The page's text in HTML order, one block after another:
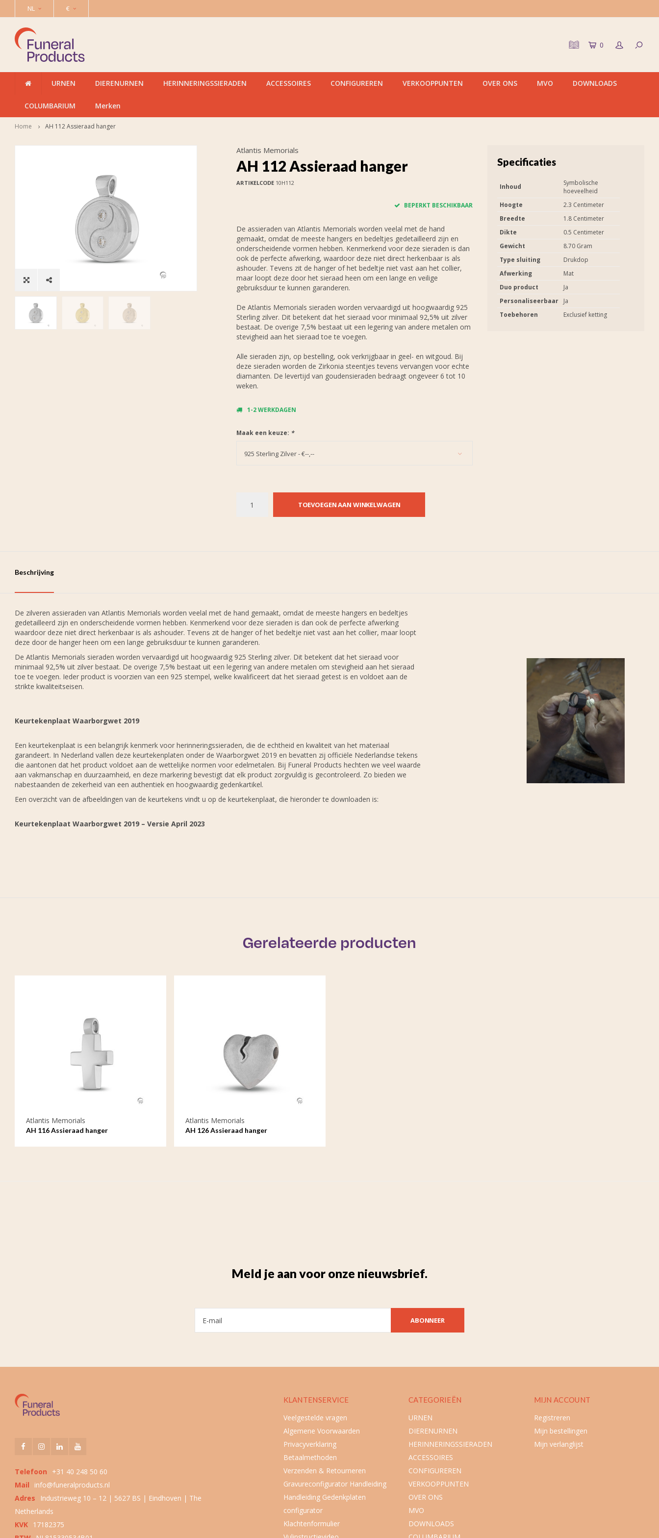
NL €
0
URNEN DIERENURNEN HERINNERINGSSIERADEN ACCESSOIRES CONFIGUREREN VERKOOPPUNTEN OVER ONS MVO DOWNLOADS
COLUMBARIUM Merken
Home AH 112 Assieraad hanger
Atlantis Memorials
AH 112 Assieraad hanger
ARTIKELCODE10H112
BEPERKT BESCHIKBAAR
De assieraden van Atlantis Memorials worden veelal met de hand
gemaakt, omdat de meeste hangers en bedeltjes gedetailleerd zijn en
onderscheidende vormen hebben. Kenmerkend voor deze sieraden is dan
ook de perfecte afwerking, waardoor deze niet direct herkenbaar is als
ashouder. Tevens zit de hanger of het bedeltje niet vast aan het collier,
maar loopt deze door het sieraad heen om een lange en veilige
gebruiksduur te kunnen garanderen.
De Atlantis Memorials sieraden worden vervaardigd uit hoogwaardig 925
Sterling zilver. Dit betekent dat het sieraad voor minimaal 92,5% uit zilver
bestaat. De overige 7,5% bestaat uit een legering van andere metalen om
stevigheid aan het sieraad toe te voegen.
Alle sieraden zijn, op bestelling, ook verkrijgbaar in geel- en witgoud. Bij
deze sieraden worden de Zirkonia steentjes tevens vervangen voor echte
diamanten. De levertijd van goudensieraden bedraagt ongeveer 6 tot 10
weken.
1-2 WERKDAGEN
Maak een keuze: *
925 Sterling Zilver - €--,--
TOEVOEGEN AAN WINKELWAGEN
Specificaties
Inhoud
Symbolische
hoeveelheid
Hoogte
2.3 Centimeter
Breedte
1.8 Centimeter
Dikte
0.5 Centimeter
Gewicht
8.70 Gram
Type sluiting
Drukdop
Afwerking
Mat
Duo product
Ja
Personaliseerbaar
Ja
Toebehoren
Exclusief ketting
Beschrijving
De zilveren assieraden van Atlantis Memorials worden veelal met de hand gemaakt, omdat de meeste hangers en bedeltjes
gedetailleerd zijn en onderscheidende vormen hebben. Kenmerkend voor deze sieraden is dan ook de perfecte afwerking
waardoor deze niet direct herkenbaar is als ashouder. Tevens zit de hanger of het bedeltje niet vast aan het collier, maar loopt
deze door de hanger heen om een lange gebruiksduur te kunnen garanderen.
De Atlantis Memorials sieraden worden vervaardigd uit hoogwaardig 925 Sterling zilver. Dit betekent dat het sieraad voor
minimaal 92,5% uit zilver bestaat. De overige 7,5% bestaat uit een legering van andere metalen om stevigheid aan het sieraad
toe te voegen. Ieder product is voorzien van een 925 stempel, welke kwalificeert dat het sieraad getest is en voldoet aan de
strikte kwaliteitseisen.
Keurtekenplaat Waarborgwet 2019
Een keurtekenplaat is een belangrijk kenmerk voor herinneringssieraden, die de echtheid en kwaliteit van het materiaal
garandeert. In Nederland vallen deze keurtekenplaten onder de Waarborgwet 2019 en bevatten zij officiële Nederlandse tekens
die aantonen dat het product voldoet aan de wettelijke normen voor edelmetalen. Bij Funeral Products hechten we veel waarde
aan vakmanschap en duurzaamheid, en deze markering bevestigt dat elk product zorgvuldig is gecontroleerd. Zo bieden we
nabestaanden de zekerheid van een authentiek en hoogwaardig gedenkartikel.
Een overzicht van de afbeeldingen van de keurtekens vindt u op de keurtekenplaat, die hieronder te downloaden is:
Keurtekenplaat Waarborgwet 2019 – Versie April 2023
Gerelateerde producten
Atlantis Memorials
AH 116 Assieraad hanger
Atlantis Memorials
AH 126 Assieraad hanger
Meld je aan voor onze nieuwsbrief.
ABONNEER
Telefoon
+31 40 248 50 60
Mail
info@funeralproducts.nl
Adres
Industrieweg 10 – 12 | 5627 BS | Eindhoven | The
Netherlands
KVK 17182375
KLANTENSERVICE
Veelgestelde vragen
Algemene Voorwaarden
Privacyverklaring
Betaalmethoden
Verzenden & Retourneren
Gravureconfigurator Handleiding
Handleiding Gedenkplaten
configurator
Klachtenformulier
CATEGORIEËN
URNEN
DIERENURNEN
HERINNERINGSSIERADEN
ACCESSOIRES
CONFIGUREREN
VERKOOPPUNTEN
OVER ONS
MVO
DOWNLOADS
MIJN ACCOUNT
Registreren
Mijn bestellingen
Mijn verlanglijst